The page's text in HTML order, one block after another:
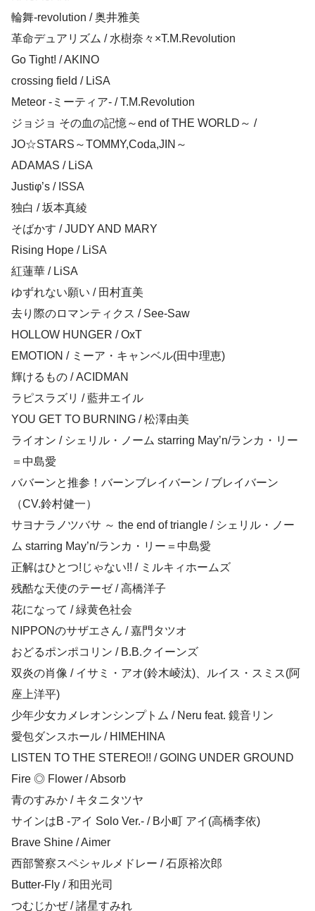
輪舞-revolution / 奥井雅美
革命デュアリズム / 水樹奈々×T.M.Revolution
Go Tight! / AKINO
crossing field / LiSA
Meteor -ミーティア- / T.M.Revolution
ジョジョ その血の記憶～end of THE WORLD～ /
JO☆STARS～TOMMY,Coda,JIN～
ADAMAS / LiSA
Justiφ’s / ISSA
独白 / 坂本真綾
そばかす / JUDY AND MARY
Rising Hope / LiSA
紅蓮華 / LiSA
ゆずれない願い / 田村直美
去り際のロマンティクス / See-Saw
HOLLOW HUNGER / OxT
EMOTION / ミーア・キャンベル(田中理恵)
輝けるもの / ACIDMAN
ラピスラズリ / 藍井エイル
YOU GET TO BURNING / 松澤由美
ライオン / シェリル・ノーム starring May’n/ランカ・リー
＝中島愛
ババーンと推参！バーンブレイバーン / ブレイバーン
（CV.鈴村健一）
サヨナラノツバサ ～ the end of triangle / シェリル・ノー
ム starring May’n/ランカ・リー＝中島愛
正解はひとつ!じゃない!! / ミルキィホームズ
残酷な天使のテーゼ / 高橋洋子
花になって / 緑黄色社会
NIPPONのサザエさん / 嘉門タツオ
おどるポンポコリン / B.B.クイーンズ
双炎の肖像 / イサミ・アオ(鈴木崚汰)、ルイス・スミス(阿
座上洋平)
少年少女カメレオンシンプトム / Neru feat. 鏡音リン
愛包ダンスホール / HIMEHINA
LISTEN TO THE STEREO!! / GOING UNDER GROUND
Fire ◎ Flower / Absorb
青のすみか / キタニタツヤ
サインはB -アイ Solo Ver.- / B小町 アイ(高橋李依)
Brave Shine / Aimer
西部警察スペシャルメドレー / 石原裕次郎
Butter-Fly / 和田光司
つむじかぜ / 諸星すみれ